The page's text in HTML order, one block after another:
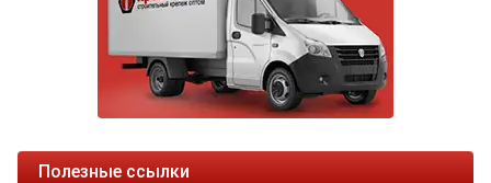
Полезные ссылки